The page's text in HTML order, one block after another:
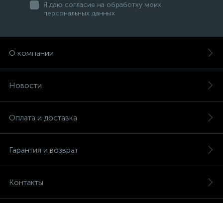
Я даю согласие на обработку моих
персональных данных
О компании
Новости
Оплата и доставка
Гарантия и возврат
Контакты